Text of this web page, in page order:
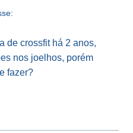
de crossfit há 2 anos,
nos joelhos, porém
fazer?